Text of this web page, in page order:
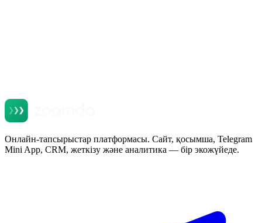
Онлайн-тапсырыстар платформасы. Сайт, қосымша, Telegram
Mini App, CRM, жеткізу және аналитика — бір экожүйеде.